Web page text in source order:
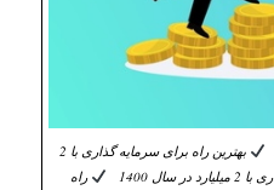
بهترین راه برای سرمایه گذاری با 2
سال 1400
راه